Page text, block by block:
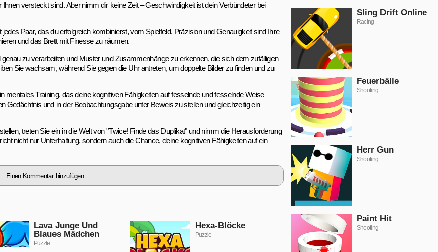
versteckt sind. Aber nimm dir keine Zeit – Geschwindigkeit ist dein Verbündeter bei
Paar, das du erfolgreich kombinierst, vom Spielfeld. Präzision und Genauigkeit sind Ihre
und das Brett mit Finesse zu räumen.
zu verarbeiten und Muster und Zusammenhänge zu erkennen, die sich dem zufälligen
Sie wachsam, während Sie gegen die Uhr antreten, um doppelte Bilder zu finden und zu
mentales Training, das deine kognitiven Fähigkeiten auf fesselnde und fesselnde Weise
Gedächtnis und in der Beobachtungsgabe unter Beweis zu stellen und gleichzeitig ein
treten Sie ein in die Welt von "Twice! Finde das Duplikat" und nimm die Herausforderung
nicht nur Unterhaltung, sondern auch die Chance, deine kognitiven Fähigkeiten auf ein
Einen Kommentar hinzufügen
Lava Junge Und
Blaues Mädchen
Puzzle
Hexa-Blöcke
Puzzle
Sling Drift Online
Racing
Feuerbälle
Shooting
Herr Gun
Shooting
Paint Hit
Shooting